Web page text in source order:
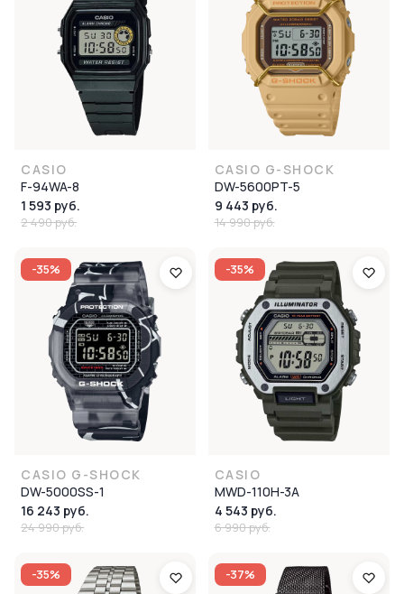
CASIO
F-94WA-8
1 593 руб.
2 490 руб.
CASIO G-SHOCK
DW-5600PT-5
9 443 руб.
14 990 руб.
-35%
CASIO G-SHOCK
DW-5000SS-1
16 243 руб.
24 990 руб.
-35%
CASIO
MWD-110H-3A
4 543 руб.
6 990 руб.
-35% -37%